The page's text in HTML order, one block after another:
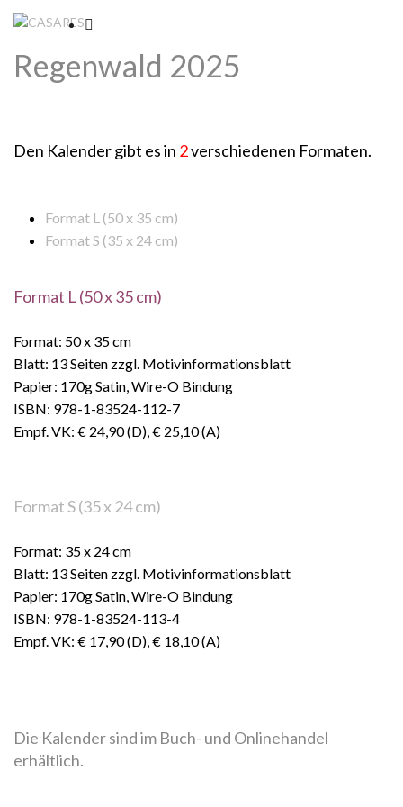
Regenwald 2025
Den Kalender gibt es in 2verschiedenen Formaten.
Format L (50 x 35 cm)
Format S (35 x 24 cm)
Format L (50 x 35 cm)
Format: 50 x 35 cm
Blatt: 13 Seiten zzgl. Motivinformationsblatt
Papier: 170g Satin, Wire-O Bindung
ISBN: 978-1-83524-112-7
Empf. VK: € 24,90 (D), € 25,10 (A)
Format S (35 x 24 cm)
Format: 35 x 24 cm
Blatt: 13 Seiten zzgl. Motivinformationsblatt
Papier: 170g Satin, Wire-O Bindung
ISBN: 978-1-83524-113-4
Empf. VK: € 17,90 (D), € 18,10 (A)
Die Kalender sind im Buch- und Onlinehandel
erhältlich.